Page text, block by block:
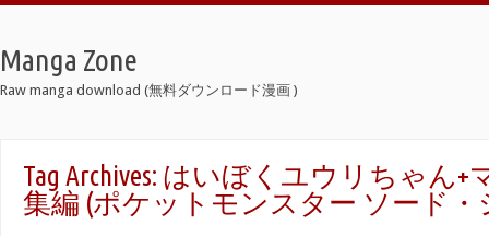
Manga Zone
Raw manga download (無料ダウンロード漫画 )
Tag Archives: はいぼくユウリちゃん+
集編 (ポケットモンスター ソード・